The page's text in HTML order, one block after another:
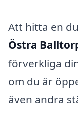
Att hitta en
Östra
förverkliga
om du är
även andra